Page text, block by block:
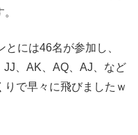
には46名が参加し、
JJ、AK、AQ、AJ、など
で早々に飛びましたｗ